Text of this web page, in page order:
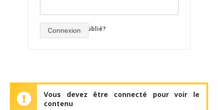
mot de passe oublié?
Connexion
Vous devez être connecté pour voir le
contenu